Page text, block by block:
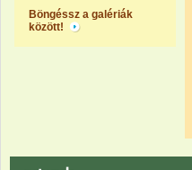
Böngéssz a galériák
között!